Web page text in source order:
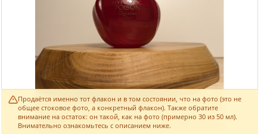
Продаётся именно тот флакон и в том состоянии, что на фото (это не
общее стоковое фото, а конкретный флакон). Также обратите
внимание на остаток: он такой, как на фото (примерно 30 из 50 мл).
Внимательно ознакомьтесь с описанием ниже.